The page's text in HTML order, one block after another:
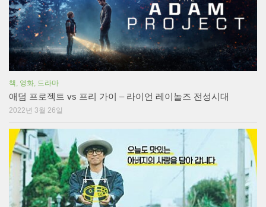
책, 영화, 드라마
애덤 프로젝트 vs 프리 가이 – 라이언 레이놀즈 전성시대
2022년 3월 26일